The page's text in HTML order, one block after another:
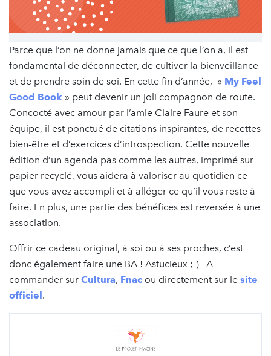
Parce que l’on ne donne jamais que ce que l’on a, il est
fondamental de déconnecter, de cultiver la bienveillance
et de prendre soin de soi. En cette fin d’année, « My Feel
Good Book » peut devenir un joli compagnon de route.
Concocté avec amour par l’amie Claire Faure et son
équipe, il est ponctué de citations inspirantes, de recettes
bien-être et d’exercices d’introspection. Cette nouvelle
édition d’un agenda pas comme les autres, imprimé sur
papier recyclé, vous aidera à valoriser au quotidien ce
que vous avez accompli et à alléger ce qu’il vous reste à
faire. En plus, une partie des bénéfices est reversée à une
association.
Offrir ce cadeau original, à soi ou à ses proches, c’est
donc également faire une BA ! Astucieux ;-) A
commander sur Cultura, Fnac ou directement sur le site
officiel.